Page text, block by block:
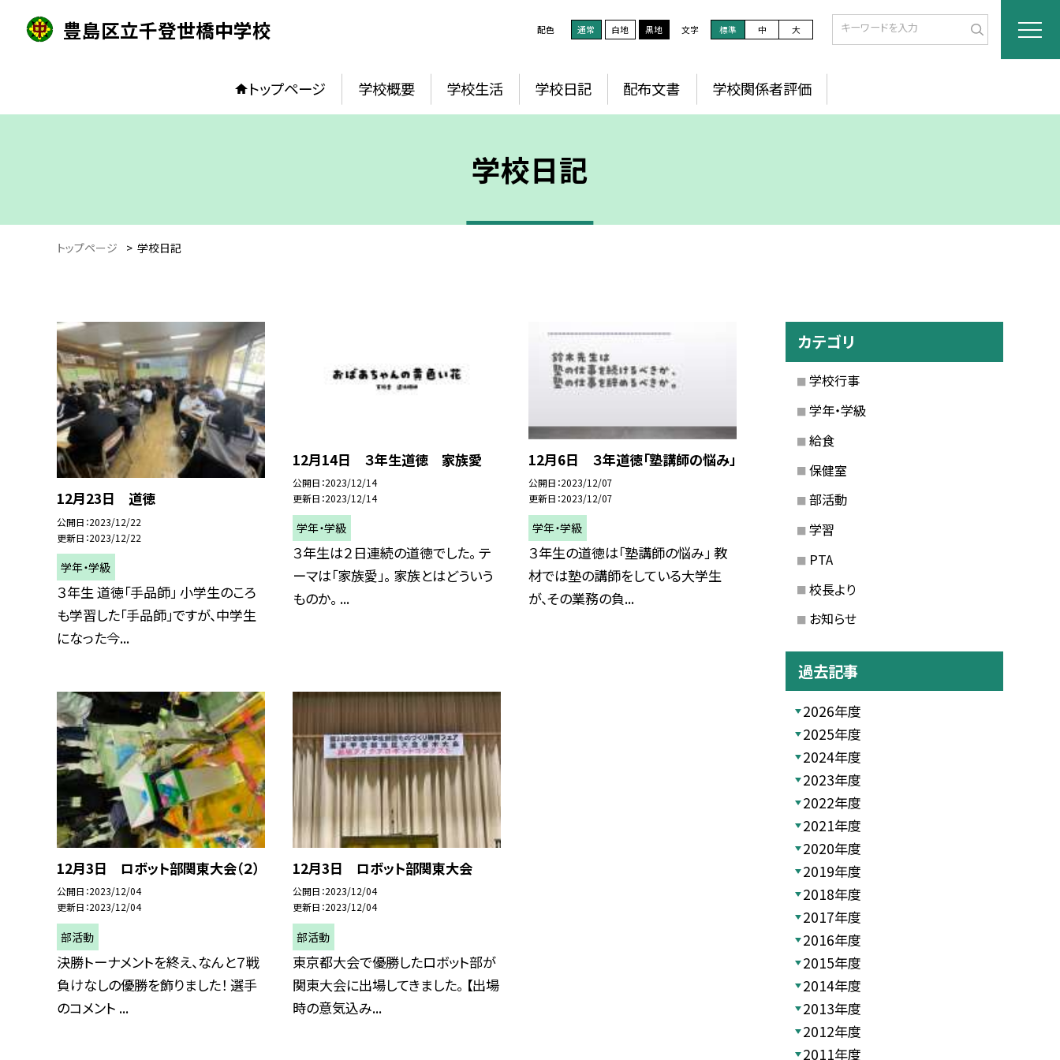
豊島区立千登世橋中学校 配色 通常 白地 黒地 文字 標準 中 大
トップページ 学校概要 学校生活 学校日記 配布文書 学校関係者評価
学校日記
トップページ > 学校日記
12月23日 道徳
公開日 2023/12/22
更新日 2023/12/22
学年・学級
３年生 道徳「手品師」 小学生のころ
も学習した「手品師」ですが、中学生
になった今...
12月14日 ３年生道徳 家族愛
公開日 2023/12/14
更新日 2023/12/14
学年・学級
３年生は２日連続の道徳でした。 テ
ーマは「家族愛」。 家族とはどういう
ものか。 ...
12月6日 ３年道徳「塾講師の悩み」
公開日 2023/12/07
更新日 2023/12/07
学年・学級
３年生の道徳は「塾講師の悩み」 教
材では塾の講師をしている大学生
が、その業務の負...
12月3日 ロボット部関東大会（２）
公開日 2023/12/04
更新日 2023/12/04
部活動
決勝トーナメントを終え、なんと７戦
負けなしの優勝を飾りました！ 選手
のコメント ...
12月3日 ロボット部関東大会
公開日 2023/12/04
更新日 2023/12/04
部活動
東京都大会で優勝したロボット部が
関東大会に出場してきました。 【出場
時の意気込み...
カテゴリ
学校行事
学年・学級
給食
保健室
部活動
学習
PTA
校長より
お知らせ
過去記事
2026年度
2025年度
2024年度
2023年度
2022年度
2021年度
2020年度
2019年度
2018年度
2017年度
2016年度
2015年度
2014年度
2013年度
2012年度
2011年度